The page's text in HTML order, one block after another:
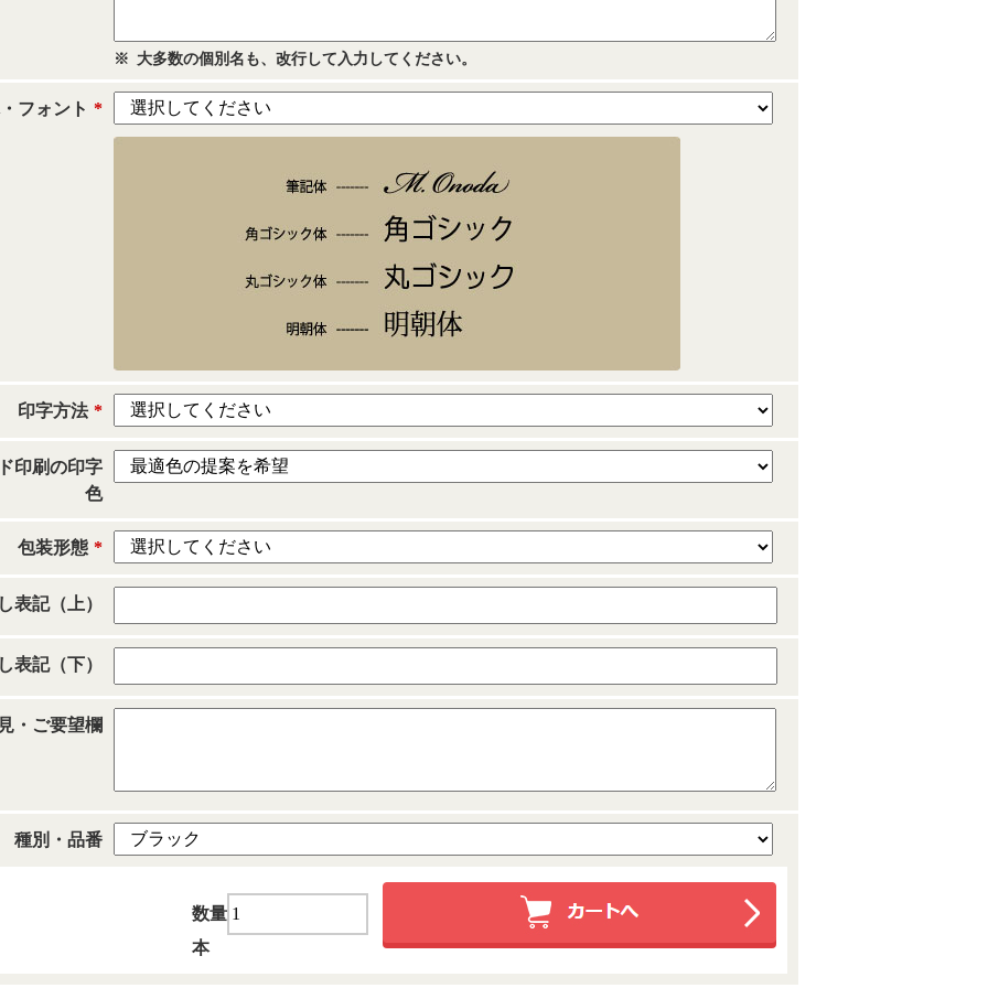
※ 大多数の個別名も、改行して入力してください。
フォント *
印字方法 *
印刷の印字
色
包装形態 *
表記（上）
表記（下）
・ご要望欄
種別・品番
数量
本